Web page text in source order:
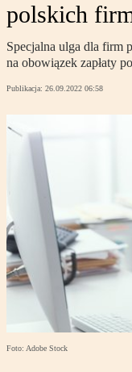
polskich
Specjalna ulga dla firm
na obowiązek zapłaty
Publikacja: 26.09.2022 06:58
Foto: Adobe Stock